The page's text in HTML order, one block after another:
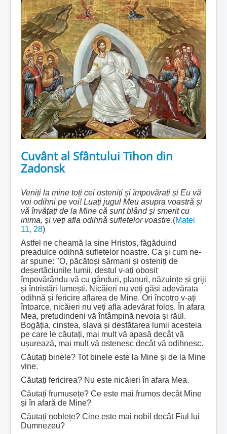
Cuvânt al Sfântului Tihon din
Zadonsk
Veniți la mine toți cei osteniți și împovărați și Eu vă
voi odihni pe voi! Luați jugul Meu asupra voastră și
vă învățați de la Mine că sunt blând și smerit cu
inima, și veți afla odihnă sufletelor voastre.(Matei
11, 28)
Astfel ne cheamă la sine Hristos, făgăduind
preadulce odihnă sufletelor noastre. Ca și cum ne-
ar spune: "O, păcătoși sărmani și osteniți de
deșertăciunile lumii, destul v-ați obosit
împovărându-vă cu gânduri, planuri, năzuințe și griji
și întristări lumești. Nicăieri nu veți găsi adevărata
odihnă și fericire aflarea de Mine. Ori încotro v-ați
întoarce, nicăieri nu veți afla adevărat folos. În afara
Mea, pretudindeni vă întâmpină nevoia și răul.
Bogăția, cinstea, slava și desfătarea lumii acesteia
pe care le căutați, mai mult vă apasă decât vă
ușurează, mai mult vă ostenesc decât vă odihnesc.
Căutați binele? Tot binele este la Mine și de la Mine
vine.
Căutați fericirea? Nu este nicăieri în afara Mea.
Căutați frumusețe? Ce este mai frumos decât Mine
și în afară de Mine?
Căutați noblețe? Cine este mai nobil decât Fiul lui
Dumnezeu?